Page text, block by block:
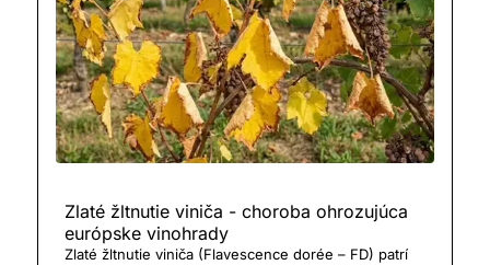
Zlaté žltnutie viniča - choroba ohrozujúca
európske vinohrady
Zlaté žltnutie viniča (Flavescence dorée – FD) patrí